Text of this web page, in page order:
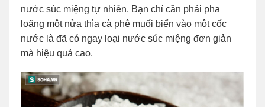
nước súc miệng tự nhiên. Bạn chỉ cần phải pha
loãng một nửa thìa cà phê muối biển vào một cốc
nước là đã có ngay loại nước súc miệng đơn giản
mà hiệu quả cao.